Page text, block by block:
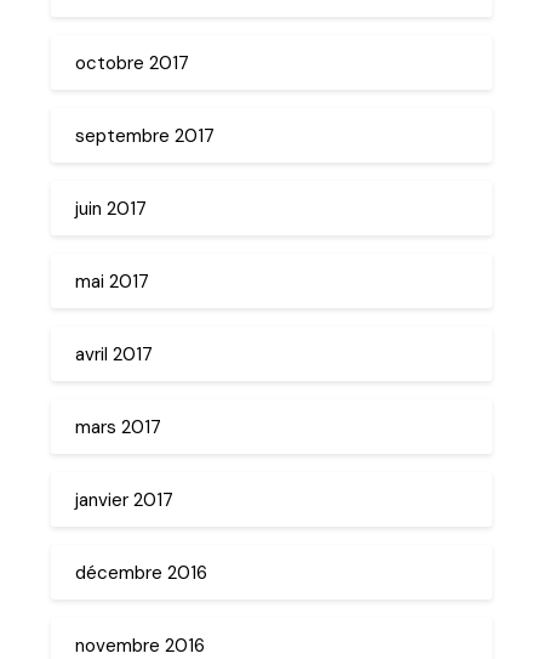
octobre 2017
septembre 2017
juin 2017
mai 2017
avril 2017
mars 2017
janvier 2017
décembre 2016
novembre 2016